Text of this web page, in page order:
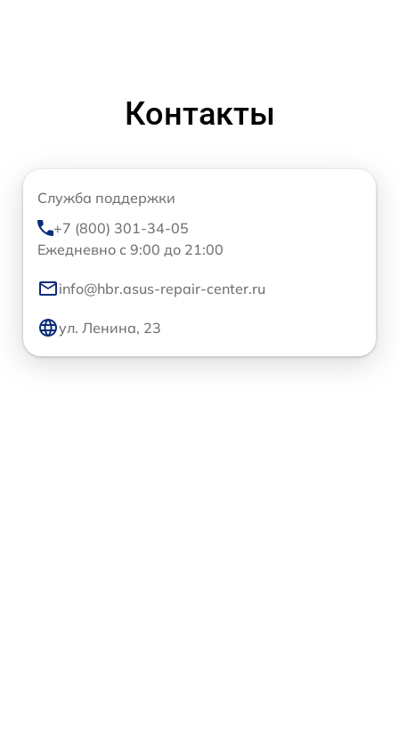
Контакты
Служба поддержки
+7 (800) 301-34-05
Ежедневно с 9:00 до 21:00
info@hbr.asus-repair-center.ru
ул. Ленина, 23